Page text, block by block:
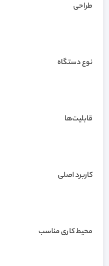
طراحی
نوع دستگاه
قابلیت‌ها
کاربرد اصلی
محیط کاری مناسب